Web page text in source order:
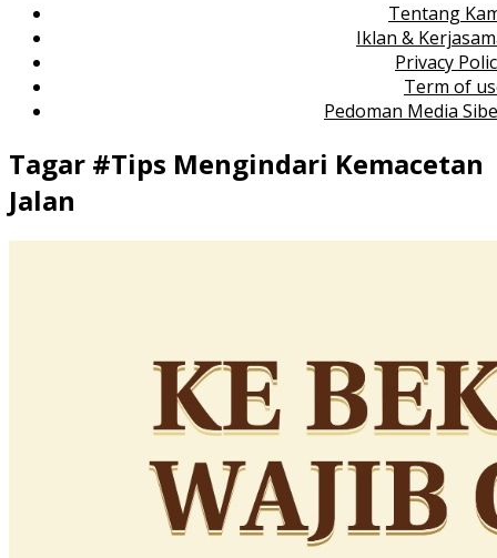
Tentang
Iklan &
Privacy
Term of
Pedoman Media
Tagar #Tips Mengindari Kemacetan
Jalan